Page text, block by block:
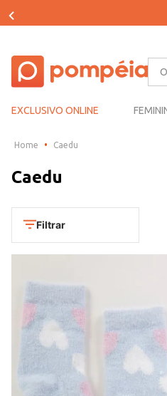
O
EXCLUSIVO ONLINE
Caedu
Caedu
Filtrar
Infantil
Feminino
Categoria